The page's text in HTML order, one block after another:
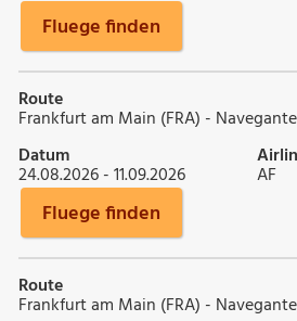
Fluege finden
Route
Frankfurt am Main (FRA) -
Datum
24.08.2026 - 11.09.2026 AF
Fluege finden
Route
Frankfurt am Main (FRA) -